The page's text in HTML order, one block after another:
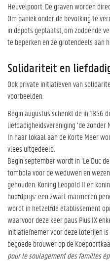
Heuvelpoort. De graven worden
Om paniek onder de bevolking te
in depots geplaatst, om zodoende
te beperken en ze grotendeels aan
Solidariteit en
Ook private initiatieven van
voorbeelden:
Begin augustus schenkt de in 1856
liefdadigheidsvereniging ‘de zonder
In haar lokaal aan de Korte Meer
vlees uitgedeeld.
Begin september wordt in ‘Le Duc
tombola voor de weduwen en
gehouden. Koning Leopold II en
hoofdprijs: een zwart marmeren
wordt in hetzelfde etablissement
waarvoor deze keer paus Pius IX
initiatiefnemer voor deze loterijen
begoede brouwer op de
pour le soulagement des familles